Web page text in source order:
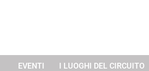
EVENTI I LUOGHI DEL CIRCUITO